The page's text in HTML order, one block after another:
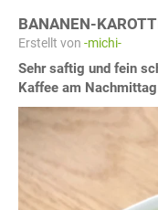
BANANEN-
Erstellt von -michi-
Sehr saftig und fein
Kaffee am